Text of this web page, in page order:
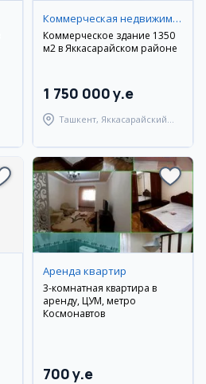
Коммерческая недвижимость
Коммерческое здание 1350
м2 в Яккасарайском районе
1 750 000 y.e
Ташкент, Яккасарайский
Аренда квартир
3-комнатная квартира в
аренду, ЦУМ, метро
Космонавтов
700 y.e